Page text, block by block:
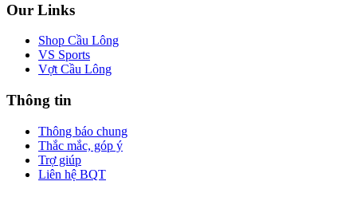
Our Links
Shop Cầu Lông
VS Sports
Vợt Cầu Lông
Thông tin
Thông báo chung
Thắc mắc, góp ý
Trợ giúp
Liên hệ BQT